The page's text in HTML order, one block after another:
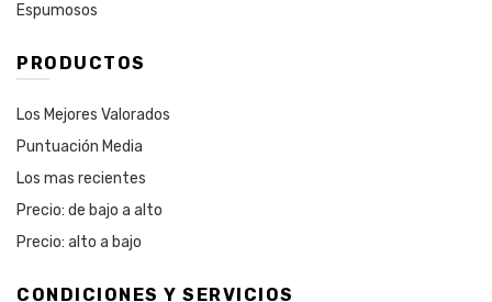
Espumosos
PRODUCTOS
Los Mejores Valorados
Puntuación Media
Los mas recientes
Precio: de bajo a alto
Precio: alto a bajo
CONDICIONES Y SERVICIOS